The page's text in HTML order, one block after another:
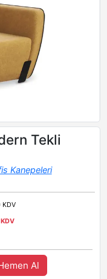
Tekli
Kanepeleri
KDV
Al